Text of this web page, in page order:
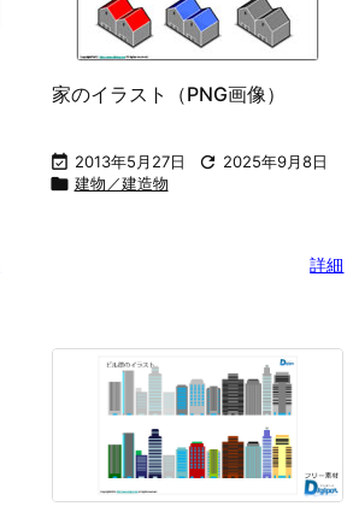
家のイラスト（PNG画像）
 2013年5月27日  2025年9月8日
 建物／建造物
詳細